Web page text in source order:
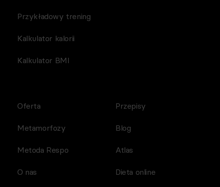
Przykładowy trening
Kalkulator kalorii
Kalkulator BMI
Oferta
Metamorfozy
Metoda Respo
O nas
Przepisy
Blog
Atlas
Dieta online